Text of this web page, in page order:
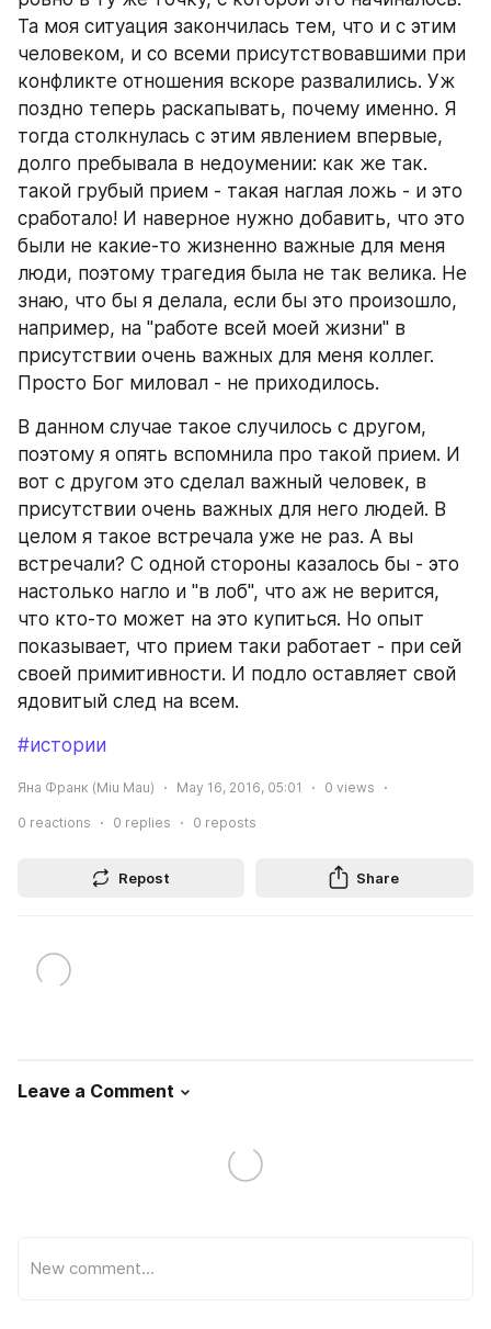
Та моя ситуация закончилась тем, что и с этим
человеком, и со всеми присутствовавшими при
конфликте отношения вскоре развалились. Уж
поздно теперь раскапывать, почему именно. Я
тогда столкнулась с этим явлением впервые,
долго пребывала в недоумении: как же так.
такой грубый прием - такая наглая ложь - и это
сработало! И наверное нужно добавить, что это
были не какие-то жизненно важные для меня
люди, поэтому трагедия была не так велика. Не
знаю, что бы я делала, если бы это произошло,
например, на "работе всей моей жизни" в
присутствии очень важных для меня коллег.
Просто Бог миловал - не приходилось.
В данном случае такое случилось с другом,
поэтому я опять вспомнила про такой прием. И
вот с другом это сделал важный человек, в
присутствии очень важных для него людей. В
целом я такое встречала уже не раз. А вы
встречали? С одной стороны казалось бы - это
настолько нагло и "в лоб", что аж не верится,
что кто-то может на это купиться. Но опыт
показывает, что прием таки работает - при сей
своей примитивности. И подло оставляет свой
ядовитый след на всем.
#истории
Яна Франк (Miu Mau) May 16, 2016, 05:01 0 views
0 reactions 0 replies 0 reposts
Repost Share
Leave a Comment